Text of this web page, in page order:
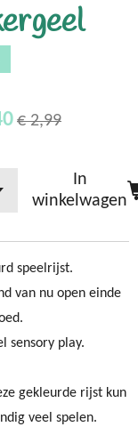
€ 2,99
In
winkelwagen
speelrijst.
van nu open einde
sensory play.
gekleurde rijst kun
veel spelen.